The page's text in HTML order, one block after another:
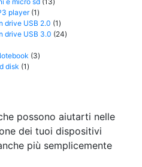
player 11
prodotto
drive USB 2.0 11
prodotto
drive USB 3.0 2424
33
disk 11
possono aiutarti nelle
dei tuoi dispositivi
più semplicemente